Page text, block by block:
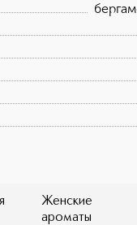
Женские
ароматы